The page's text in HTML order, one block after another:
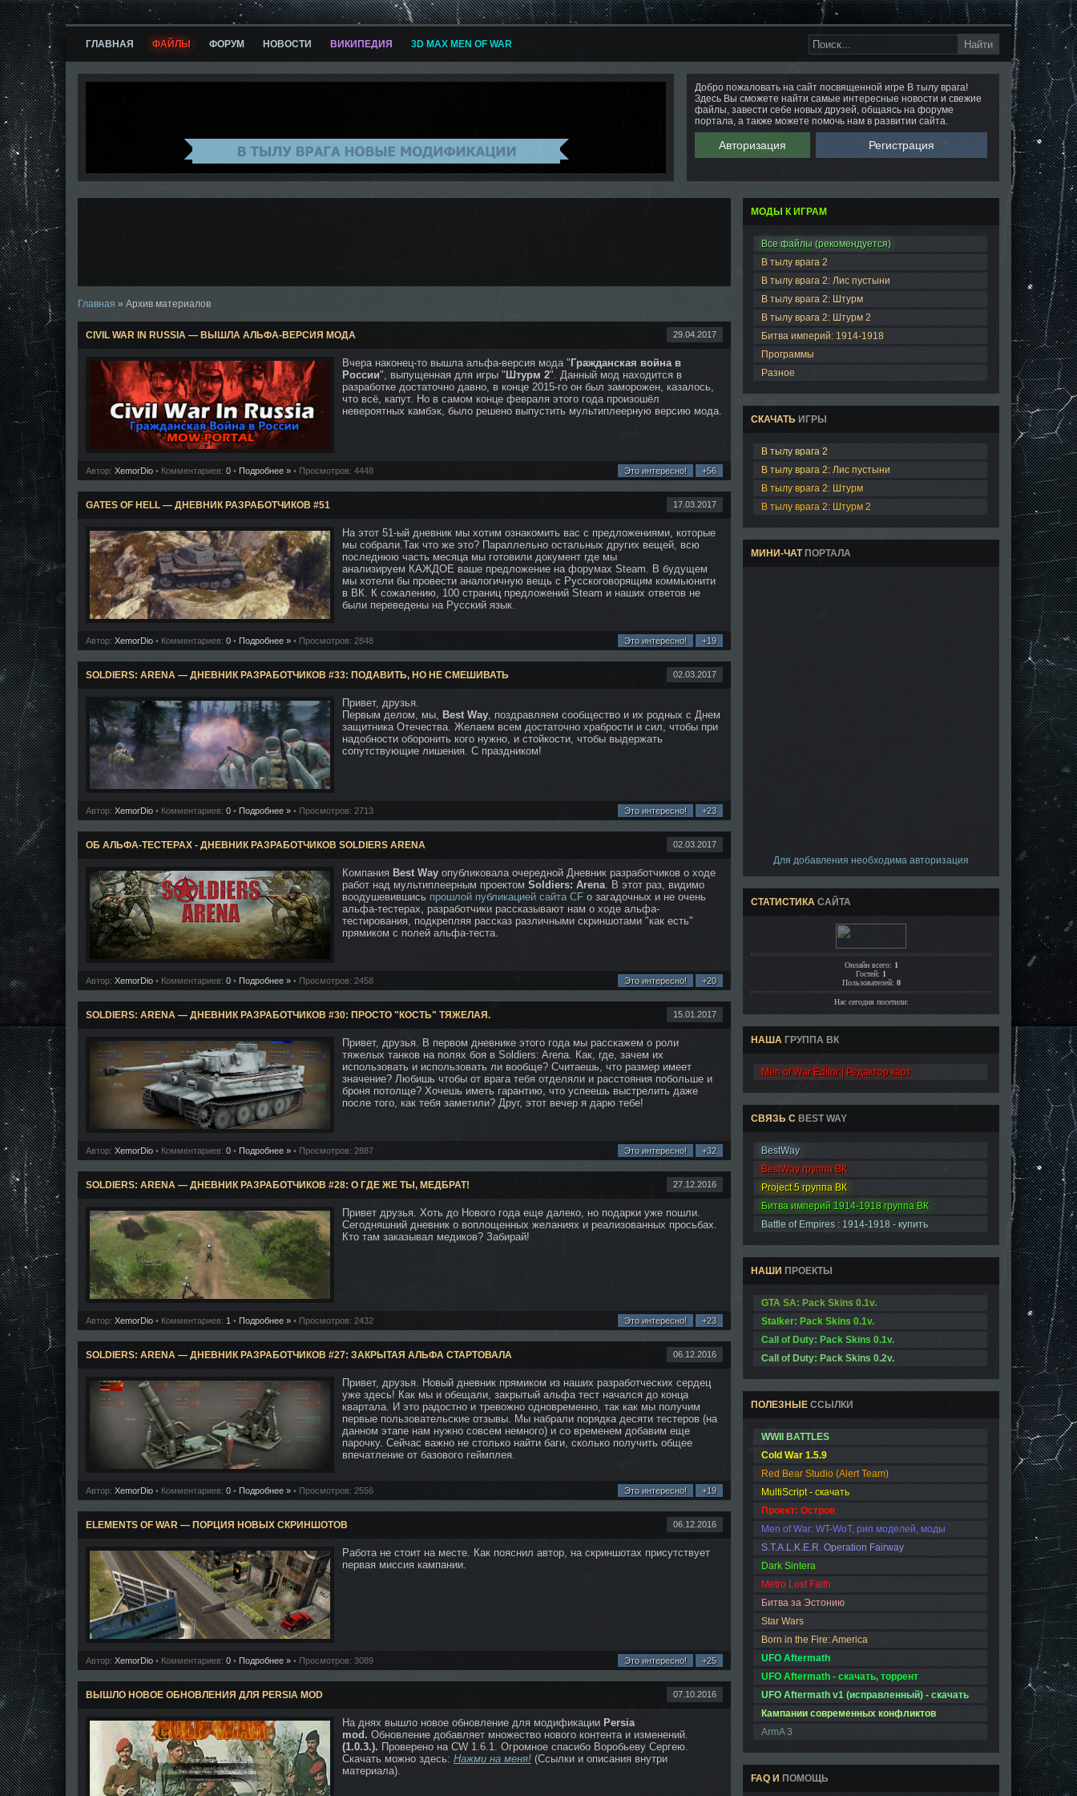
ГЛАВНАЯ ФАЙЛЫ ФОРУМ НОВОСТИ ВИКИПЕДИЯ 3D MAX MEN OF WAR
Добро пожаловать на сайт посвященной игре В тылу врага!
Здесь Вы сможете найти самые интересные новости и свежие
файлы, завести себе новых друзей, общаясь на форуме
портала, а также можете помочь нам в развитии сайта.
Авторизация Регистрация
МОДЫ К ИГРАМ
Все файлы (рекомендуется)
В тылу врага 2
В тылу врага 2: Лис пустыни
В тылу врага 2: Штурм
В тылу врага 2: Штурм 2
Битва империй: 1914-1918
Программы
Разное
СКАЧАТЬ ИГРЫ
В тылу врага 2
В тылу врага 2: Лис пустыни
В тылу врага 2: Штурм
В тылу врага 2: Штурм 2
МИНИ-ЧАТПОРТАЛА
Для добавления необходима авторизация
СТАТИСТИКА САЙТА
Онлайн всего: 1
Гостей: 1
Пользователей: 0
Нас сегодня посетили:
НАША ГРУППА ВК
Men of War Editor | Редактор карт
СВЯЗЬ С BEST WAY
BestWay
BestWay группа ВК
Project 5 группа ВК
Битва империй 1914-1918 группа ВК
Battle of Empires : 1914-1918 - купить
НАШИ ПРОЕКТЫ
GTA SA: Pack Skins 0.1v.
Stalker: Pack Skins 0.1v.
Call of Duty: Pack Skins 0.1v.
Call of Duty: Pack Skins 0.2v.
ПОЛЕЗНЫЕ ССЫЛКИ
WWII BATTLES
Cold War 1.5.9
Red Bear Studio (Alert Team)
MultiScript - скачать
Проект: Остров
Men of War: WT-WoT, рип моделей, моды
S.T.A.L.K.E.R. Operation Fairway
Dark Sintera
Metro Lost Faith
Битва за Эстонию
Star Wars
Born in the Fire: America
UFO Aftermath
UFO Aftermath - скачать, торрент
UFO Aftermath v1 (исправленный) - скачать
Кампании современных конфликтов
ArmA 3
FAQ И ПОМОЩЬ
Главная » Архив материалов
29.04.2017
CIVIL WAR IN RUSSIA — ВЫШЛА АЛЬФА-ВЕРСИЯ МОДА
Вчера наконец-то вышла альфа-версия мода " Гражданская война в
России", выпущенная для игры " Штурм 2". Данный мод находится в
разработке достаточно давно, в конце 2015-го он был заморожен, казалось,
что всё, капут. Но в самом конце февраля этого года произошёл
невероятных камбэк, было решено выпустить мультиплеерную версию мода.
Это интересно! +56
Автор: XemorDio • Комментариев: 0 • Подробнее » • Просмотров: 4448
17.03.2017
GATES OF HELL — ДНЕВНИК РАЗРАБОТЧИКОВ #51
На этот 51-ый дневник мы хотим ознакомить вас с предложениями, которые
мы собрали.Так что же это? Параллельно остальных других вещей, всю
последнюю часть месяца мы готовили документ где мы
анализируем КАЖДОЕ ваше предложение на форумах Steam. В будущем
мы хотели бы провести аналогичную вещь с Русскоговорящим коммьюнити
в ВК. К сожалению, 100 страниц предложений Steam и наших ответов не
были переведены на Русский язык.
Это интересно! +19
Автор: XemorDio • Комментариев: 0 • Подробнее » • Просмотров: 2848
02.03.2017
SOLDIERS: ARENA — ДНЕВНИК РАЗРАБОТЧИКОВ #33: ПОДАВИТЬ, НО НЕ СМЕШИВАТЬ
Привет, друзья.
Первым делом, мы, Best Way, поздравляем сообщество и их родных с Днем
защитника Отечества. Желаем всем достаточно храбрости и сил, чтобы при
надобности оборонить кого нужно, и стойкости, чтобы выдержать
сопутствующие лишения. С праздником!
Это интересно! +23
Автор: XemorDio • Комментариев: 0 • Подробнее » • Просмотров: 2713
02.03.2017
ОБ АЛЬФА-ТЕСТЕРАХ - ДНЕВНИК РАЗРАБОТЧИКОВ SOLDIERS ARENA
Компания Best Way опубликовала очередной Дневник разработчиков о ходе
работ над мультиплеерным проектом Soldiers: Arena. В этот раз, видимо
воодушевившись прошлой публикацией сайта CF о загадочных и не очень
альфа-тестерах, разработчики рассказывают нам о ходе альфа-
тестирования, подкрепляя рассказ различными скриншотами "как есть"
прямиком с полей альфа-теста.
Это интересно! +20
Автор: XemorDio • Комментариев: 0 • Подробнее » • Просмотров: 2458
15.01.2017
SOLDIERS: ARENA — ДНЕВНИК РАЗРАБОТЧИКОВ #30: ПРОСТО "КОСТЬ" ТЯЖЕЛАЯ.
Привет, друзья. В первом дневнике этого года мы расскажем о роли
тяжелых танков на полях боя в Soldiers: Arena. Как, где, зачем их
использовать и использовать ли вообще? Считаешь, что размер имеет
значение? Любишь чтобы от врага тебя отделяли и расстояния побольше и
броня потолще? Хочешь иметь гарантию, что успеешь выстрелить даже
после того, как тебя заметили? Друг, этот вечер я дарю тебе!
Это интересно! +32
Автор: XemorDio • Комментариев: 0 • Подробнее » • Просмотров: 2887
27.12.2016
SOLDIERS: ARENA — ДНЕВНИК РАЗРАБОТЧИКОВ #28: О ГДЕ ЖЕ ТЫ, МЕДБРАТ!
Привет друзья. Хоть до Нового года еще далеко, но подарки уже пошли.
Сегодняшний дневник о воплощенных желаниях и реализованных просьбах.
Кто там заказывал медиков? Забирай!
Это интересно! +23
Автор: XemorDio • Комментариев: 1 • Подробнее » • Просмотров: 2432
06.12.2016
SOLDIERS: ARENA — ДНЕВНИК РАЗРАБОТЧИКОВ #27: ЗАКРЫТАЯ АЛЬФА СТАРТОВАЛА
Привет, друзья. Новый дневник прямиком из наших разработческих сердец
уже здесь! Как мы и обещали, закрытый альфа тест начался до конца
квартала. И это радостно и тревожно одновременно, так как мы получим
первые пользовательские отзывы. Мы набрали порядка десяти тестеров (на
данном этапе нам нужно совсем немного) и со временем добавим еще
парочку. Сейчас важно не столько найти баги, сколько получить общее
впечатление от базового геймплея.
Это интересно! +19
Автор: XemorDio • Комментариев: 0 • Подробнее » • Просмотров: 2556
06.12.2016
ELEMENTS OF WAR — ПОРЦИЯ НОВЫХ СКРИНШОТОВ
Работа не стоит на месте. Как пояснил автор, на скриншотах присутствует
первая миссия кампании.
Это интересно! +25
Автор: XemorDio • Комментариев: 0 • Подробнее » • Просмотров: 3089
07.10.2016
ВЫШЛО НОВОЕ ОБНОВЛЕНИЯ ДЛЯ PERSIA MOD
На днях вышло новое обновление для модификации Persia
mod. Обновление добавляет множество нового контента и изменений.
(1.0.3.). Проверено на СW 1.6.1. Огромное спасибо Воробьеву Сергею.
Скачать можно здесь: Нажми на меня! (Ссылки и описания внутри
материала).